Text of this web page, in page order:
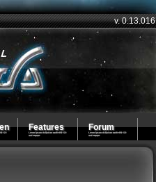
v. 0.13.016
Features Forum